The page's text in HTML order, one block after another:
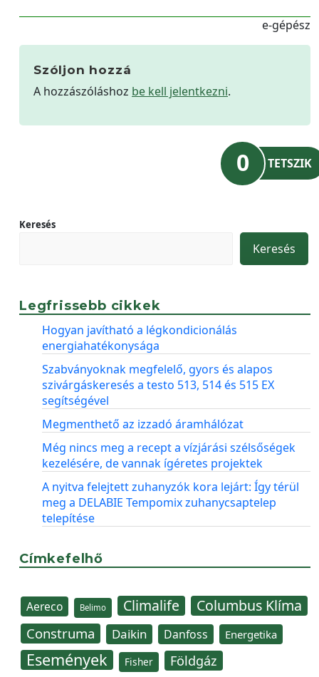
e-gépész
Szóljon hozzá
A hozzászóláshoz be kell jelentkezni.
0 TETSZIK
Keresés
Keresés
Legfrissebb cikkek
Hogyan javítható a légkondicionálás
energiahatékonysága
Szabványoknak megfelelő, gyors és alapos
szivárgáskeresés a testo 513, 514 és 515 EX
segítségével
Megmenthető az izzadó áramhálózat
Még nincs meg a recept a vízjárási szélsőségek
kezelésére, de vannak ígéretes projektek
A nyitva felejtett zuhanyzók kora lejárt: Így térül
meg a DELABIE Tempomix zuhanycsaptelep
telepítése
Címkefelhő
Aereco Belimo Climalife Columbus Klíma
Construma Daikin Danfoss Energetika
Események Fisher Földgáz